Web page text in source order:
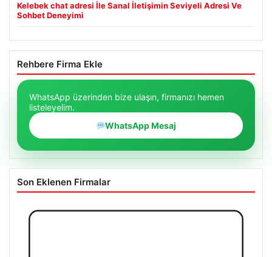
Kelebek chat adresi İle Sanal İletişimin Seviyeli Adresi Ve
Sohbet Deneyimi
Rehbere Firma Ekle
WhatsApp üzerinden bize ulaşın, firmanızı hemen
listeleyelim.
WhatsApp Mesaj
Son Eklenen Firmalar